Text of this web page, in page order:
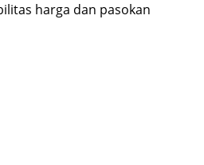
harga dan pasokan